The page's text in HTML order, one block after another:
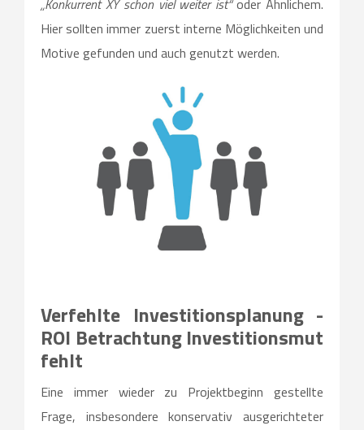
Hier sollten immer zuerst interne Möglichkeiten und
Motive gefunden und auch genutzt werden.
Verfehlte Investitionsplanung -
ROI Betrachtung Investitionsmut
fehlt
Eine immer wieder zu Projektbeginn gestellte
Frage, insbesondere konservativ ausgerichteter